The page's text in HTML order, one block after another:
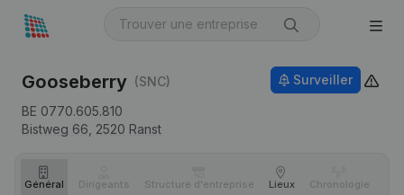
Gooseberry (SNC)
BE 0770.605.810
Bistweg 66, 2520 Ranst
Surveiller
Général Dirigeants Structure d'entreprise Lieux Chronologie